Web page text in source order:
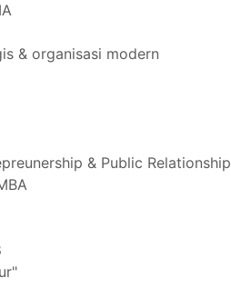
& organisasi modern
& Public Relationship